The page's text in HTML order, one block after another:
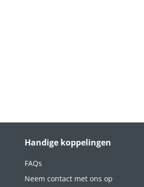
Handige koppelingen
FAQs
Neem contact met ons op